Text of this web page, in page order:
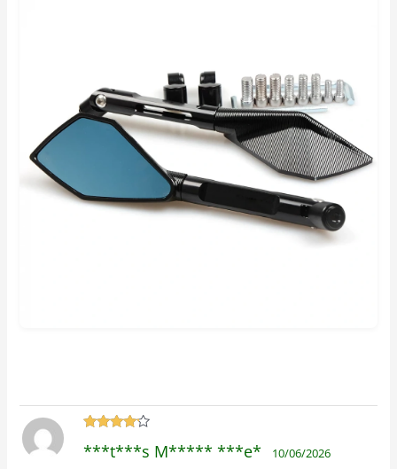
mit4von
***t***s M***** ***e* 10/06/2026